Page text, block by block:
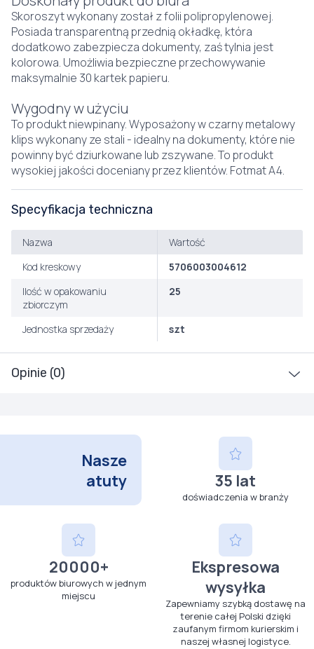
Opinie (0)
Skoroszyt wykonany został z folii polipropylenowej.
Posiada transparentną przednią okładkę, która
dodatkowo zabezpiecza dokumenty, zaś tylnia jest
kolorowa. Umożliwia bezpieczne przechowywanie
maksymalnie 30 kartek papieru.
Wygodny w użyciu
To produkt niewpinany. Wyposażony w czarny metalowy
klips wykonany ze stali - idealny na dokumenty, które nie
powinny być dziurkowane lub zszywane. To produkt
wysokiej jakości doceniany przez klientów. Fotmat A4.
Specyfikacja techniczna
Nazwa
Wartość
Kod kreskowy
5706003004612
Ilość w opakowaniu
zbiorczym
25
Jednostka sprzedaży szt
Nasze
atuty
35 lat
doświadczenia w branży
20000+
produktów biurowych w jednym
miejscu
Ekspresowa
wysyłka
Zapewniamy szybką dostawę na
terenie całej Polski dzięki
zaufanym firmom kurierskim i
naszej własnej logistyce.